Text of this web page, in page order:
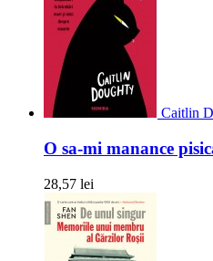
Caitlin
O sa-mi manance
28,57 lei